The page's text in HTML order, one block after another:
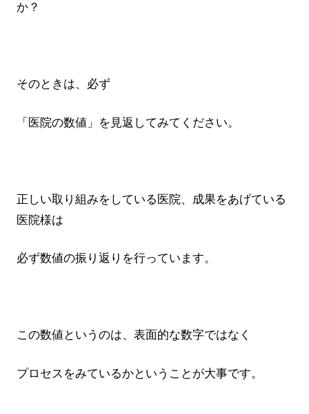
か？
そのときは、必ず
「医院の数値」を見返してみてください。
正しい取り組みをしている医院、成果をあげている
医院様は
必ず数値の振り返りを行っています。
この数値というのは、表面的な数字ではなく
プロセスをみているかということが大事です。